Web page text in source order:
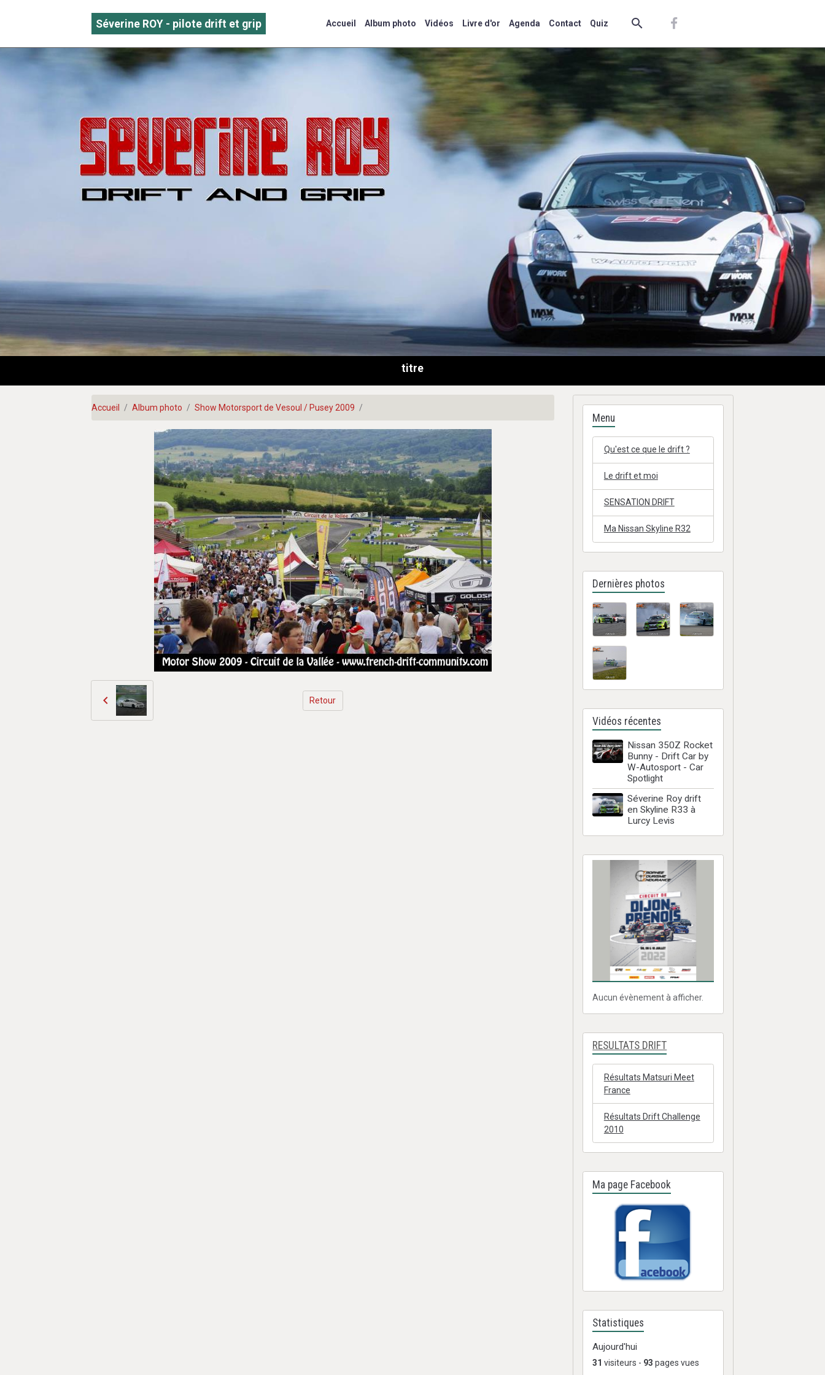
Séverine ROY - pilote drift et grip Accueil Album photo Vidéos Livre d'or Agenda Contact Quiz
titre
Accueil Album photo Show Motorsport de Vesoul / Pusey 2009
Retour
Menu
Qu'est ce que le drift ?
Le drift et moi
SENSATION DRIFT
Ma Nissan Skyline R32
Dernières photos
Vidéos récentes
Nissan 350Z Rocket
Bunny - Drift Car by
W-Autosport - Car
Spotlight
Séverine Roy drift
en Skyline R33 à
Lurcy Levis
Aucun évènement à afficher.
RESULTATS DRIFT
Résultats Matsuri Meet
France
Résultats Drift Challenge
2010
Ma page Facebook
Statistiques
Aujourd'hui
31 visiteurs - 93 pages vues